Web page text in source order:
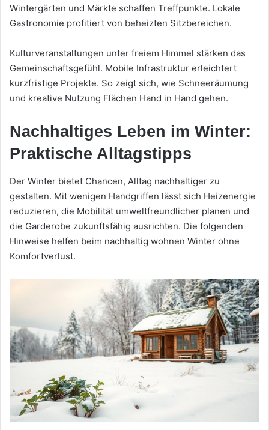
Wintergärten und Märkte schaffen Treffpunkte. Lokale
Gastronomie profitiert von beheizten Sitzbereichen.
Kulturveranstaltungen unter freiem Himmel stärken das
Gemeinschaftsgefühl. Mobile Infrastruktur erleichtert
kurzfristige Projekte. So zeigt sich, wie Schneeräumung
und kreative Nutzung Flächen Hand in Hand gehen.
Nachhaltiges Leben im Winter:
Praktische Alltagstipps
Der Winter bietet Chancen, Alltag nachhaltiger zu
gestalten. Mit wenigen Handgriffen lässt sich Heizenergie
reduzieren, die Mobilität umweltfreundlicher planen und
die Garderobe zukunftsfähig ausrichten. Die folgenden
Hinweise helfen beim nachhaltig wohnen Winter ohne
Komfortverlust.